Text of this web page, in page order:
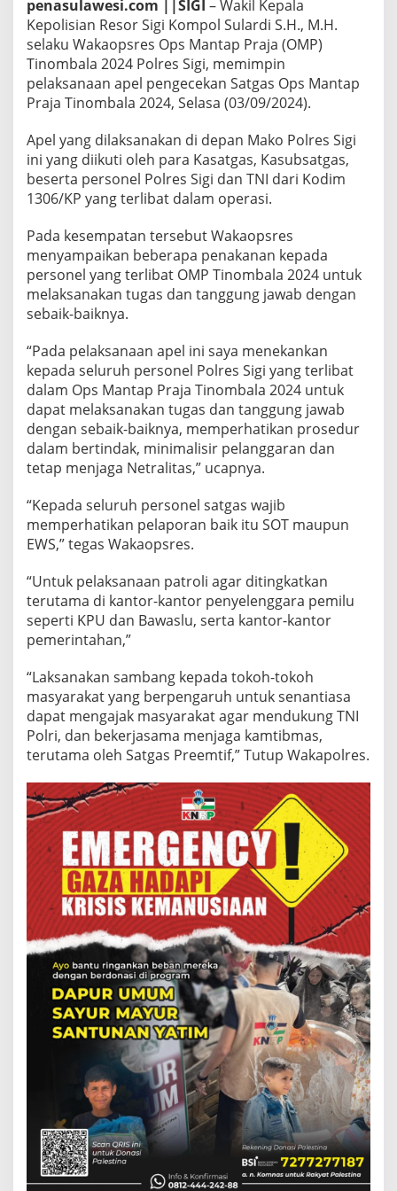
p
P
a
j
a
T
o
m
b
a
2
0
2
4
penasulawesi.com ||SIGI – Wakil Kepala
Kepolisian Resor Sigi Kompol Sulardi S.H., M.H.
selaku Wakaopsres Ops Mantap Praja (OMP)
Tinombala 2024 Polres Sigi, memimpin
pelaksanaan apel pengecekan Satgas Ops Mantap
Praja Tinombala 2024, Selasa (03/09/2024).
Apel yang dilaksanakan di depan Mako Polres Sigi
ini yang diikuti oleh para Kasatgas, Kasubsatgas,
beserta personel Polres Sigi dan TNI dari Kodim
1306/KP yang terlibat dalam operasi.
Pada kesempatan tersebut Wakaopsres
menyampaikan beberapa penakanan kepada
personel yang terlibat OMP Tinombala 2024 untuk
melaksanakan tugas dan tanggung jawab dengan
sebaik-baiknya.
“Pada pelaksanaan apel ini saya menekankan
kepada seluruh personel Polres Sigi yang terlibat
dalam Ops Mantap Praja Tinombala 2024 untuk
dapat melaksanakan tugas dan tanggung jawab
dengan sebaik-baiknya, memperhatikan prosedur
dalam bertindak, minimalisir pelanggaran dan
tetap menjaga Netralitas,” ucapnya.
“Kepada seluruh personel satgas wajib
memperhatikan pelaporan baik itu SOT maupun
EWS,” tegas Wakaopsres.
“Untuk pelaksanaan patroli agar ditingkatkan
terutama di kantor-kantor penyelenggara pemilu
seperti KPU dan Bawaslu, serta kantor-kantor
pemerintahan,”
“Laksanakan sambang kepada tokoh-tokoh
masyarakat yang berpengaruh untuk senantiasa
dapat mengajak masyarakat agar mendukung TNI
Polri, dan bekerjasama menjaga kamtibmas,
terutama oleh Satgas Preemtif,” Tutup Wakapolres.